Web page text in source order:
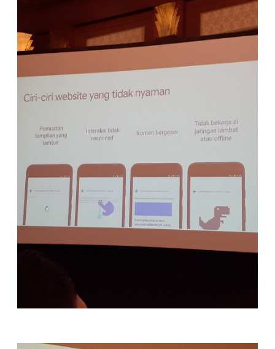
Di Toogle klik otomatis update